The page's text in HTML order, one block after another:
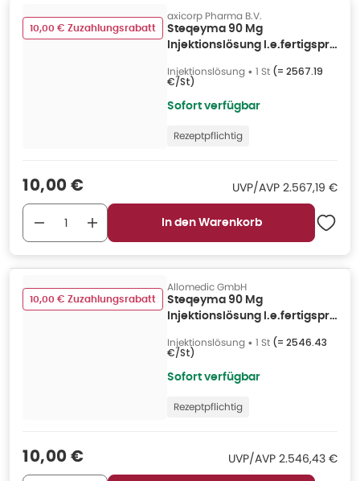
10,00 € Zuzahlungsrabatt
axicorp Pharma B.V.
Steqeyma 90 Mg
Injektionslösung I.e.fertigspr.
Injektionslösung • 1 St (= 2567.19
€/St)
Sofort verfügbar
Rezeptpflichtig
Verkaufspreis
10,00 € UVP/AVP UVP/AVP:
2.567,19 €
In den Warenkorb
10,00 € Zuzahlungsrabatt
Allomedic GmbH
Steqeyma 90 Mg
Injektionslösung I.e.fertigspr.
Injektionslösung • 1 St (= 2546.43
€/St)
Sofort verfügbar
Rezeptpflichtig
Verkaufspreis
10,00 € UVP/AVP UVP/AVP
2.546,43 €